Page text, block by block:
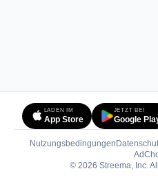
LADEN IM
App Store
JETZT BEI
Google
Nutzungsbedingungen
© 2026 Streema, Inc.